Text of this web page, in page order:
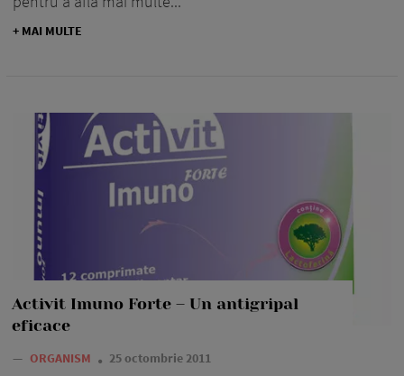
+ MAI MULTE
Activit Imuno Forte – Un antigripal
eficace
— ORGANISM 25 octombrie 2011